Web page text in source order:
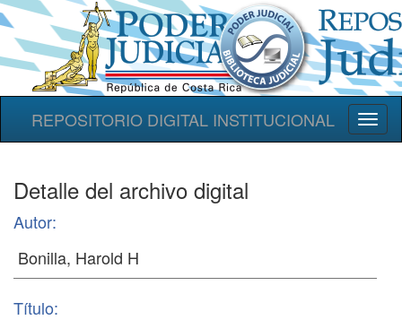
REPOSITORIO DIGITAL INSTITUCIONAL
Detalle del archivo digital
Autor:
Título: